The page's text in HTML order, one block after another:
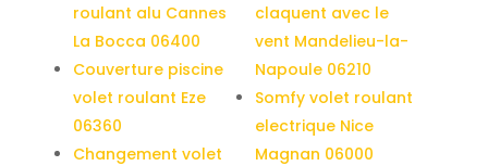
roulant alu Cannes
La Bocca 06400
Couverture piscine
volet roulant Eze
06360
Changement volet
claquent avec le
vent Mandelieu-la-
Napoule 06210
Somfy volet roulant
electrique Nice
Magnan 06000